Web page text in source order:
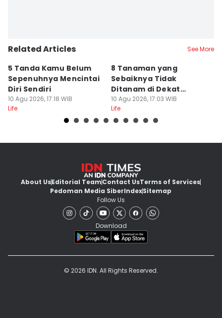
Related Articles See More
5 Tanda Kamu Belum
Sepenuhnya Mencintai
Diri Sendiri
10 Agu 2026, 17:18 WIB
Life
8 Tanaman yang
Sebaiknya Tidak
Ditanam di Dekat
Mawar, Tumbuh
Maksimal
10 Agu 2026, 17:03 WIB
Life
About UsEditorial TeamContact UsTerms of Services
Pedoman Media SiberIndexSitemap
Follow Us
Download
© 2026 IDN. All Rights Reserved.